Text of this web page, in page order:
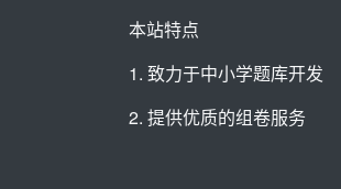
本站特点
1. 致力于中小学题库开发
2. 提供优质的组卷服务